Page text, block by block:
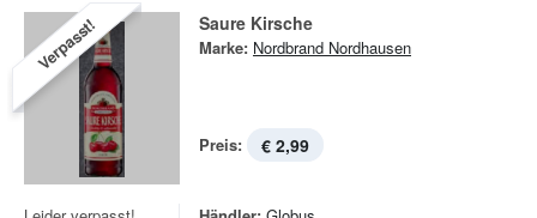
Verpasst! Saure Kirsche
Marke: Nordbrand Nordhausen
Preis: € 2,99